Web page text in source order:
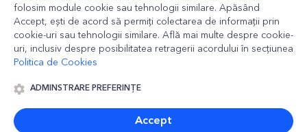
© 2016-2026 StarGift Romania,
contact@stargift.ro
folosim module cookie sau tehnologii similare. Apăsând
Accept, ești de acord să permiți colectarea de informații prin
cookie-uri sau tehnologii similare. Află mai multe despre cookie-
uri, inclusiv despre posibilitatea retragerii acordului în secțiunea
Politica de Cookies
ADMINSTRARE PREFERINȚE
Accept